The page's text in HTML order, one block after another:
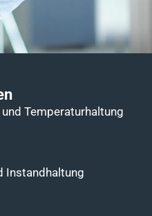
Temperaturhaltung​
Instandhaltung​